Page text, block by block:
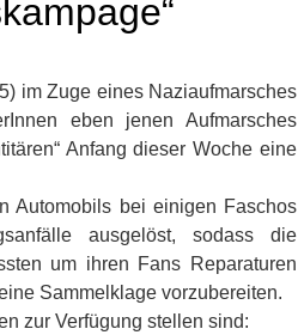
im Zuge eines Naziaufmarsches
eben jenen Aufmarsches
Anfang dieser Woche eine
Automobils bei einigen Faschos
ausgelöst, sodass die
um ihren Fans Reparaturen
Sammelklage vorzubereiten.
zur Verfügung stellen sind: